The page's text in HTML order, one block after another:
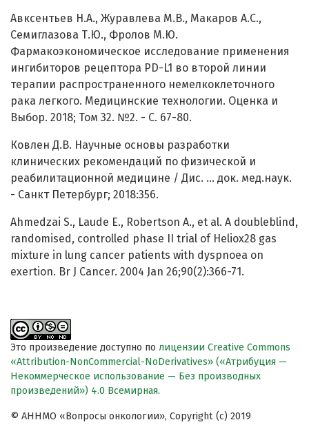
Авксентьев Н.А., Журавлева М.В., Макаров А.С.,
Семиглазова Т.Ю., Фролов М.Ю.
Фармакоэкономическое исследование применения
ингибиторов рецептора PD-L1 во второй линии
терапии распространенного немелкоклеточного
рака легкого. Медицинские технологии. Оценка и
Выбор. 2018; Том 32. №2. - С. 67-80.
Ковлен Д.В. Научные основы разработки
клинических рекомендаций по физической и
реабилитационной медицине / Дис. … док. мед.наук.
- Санкт Петербург; 2018:356.
Ahmedzai S., Laude E., Robertson A., et al. A doubleblind,
randomised, controlled phase II trial of Heliox28 gas
mixture in lung cancer patients with dyspnoea on
exertion. Br J Cancer. 2004 Jan 26;90(2):366-71.
Это произведение доступно по лицензии Creative Commons
«Attribution-NonCommercial-NoDerivatives» («Атрибуция —
Некоммерческое использование — Без производных
произведений») 4.0 Всемирная.
© АННМО «Вопросы онкологии», Copyright (c) 2019